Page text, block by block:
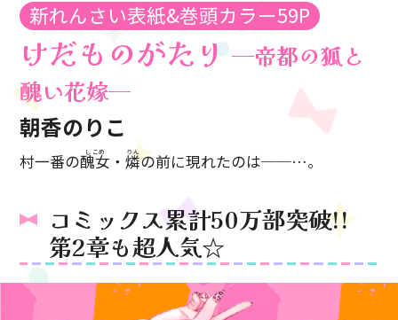
新れんさい表紙&巻頭カラー59P
けだものがたり─帝都の狐と
醜い花嫁─
朝香のりこ
村一番の醜女
しこめ ・燐
りんの前に現れたのは──…。
コミックス累計50万部突破!!
第2章も超人気☆